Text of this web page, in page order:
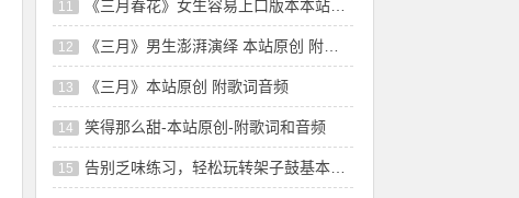
11 《三月春花》女生容易上口版本本站原创 附
12 《三月》男生澎湃演绎 本站原创 附歌词音频
13 《三月》本站原创 附歌词音频
14 笑得那么甜-本站原创-附歌词和音频
15 告别乏味练习，轻松玩转架子鼓基本功！这些技巧